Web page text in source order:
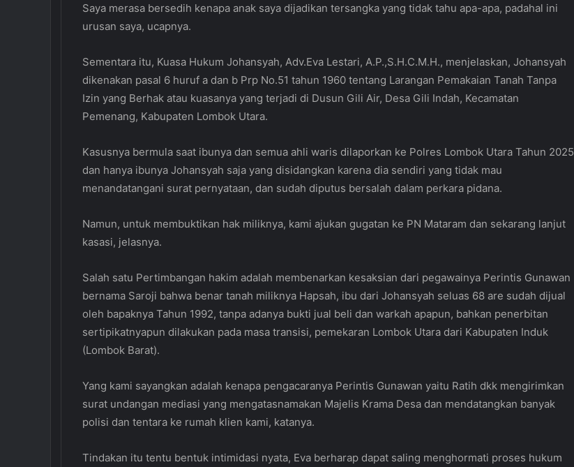
Saya merasa bersedih kenapa anak saya dijadikan tersangka yang tidak tahu apa-apa, padahal ini
urusan saya, ucapnya.
Sementara itu, Kuasa Hukum Johansyah, Adv.Eva Lestari, A.P.,S.H.C.M.H., menjelaskan, Johansyah
dikenakan pasal 6 huruf a dan b Prp No.51 tahun 1960 tentang Larangan Pemakaian Tanah Tanpa
Izin yang Berhak atau kuasanya yang terjadi di Dusun Gili Air, Desa Gili Indah, Kecamatan
Pemenang, Kabupaten Lombok Utara.
Kasusnya bermula saat ibunya dan semua ahli waris dilaporkan ke Polres Lombok Utara Tahun 2025
dan hanya ibunya Johansyah saja yang disidangkan karena dia sendiri yang tidak mau
menandatangani surat pernyataan, dan sudah diputus bersalah dalam perkara pidana.
Namun, untuk membuktikan hak miliknya, kami ajukan gugatan ke PN Mataram dan sekarang lanjut
kasasi, jelasnya.
Salah satu Pertimbangan hakim adalah membenarkan kesaksian dari pegawainya Perintis Gunawan
bernama Saroji bahwa benar tanah miliknya Hapsah, ibu dari Johansyah seluas 68 are sudah dijual
oleh bapaknya Tahun 1992, tanpa adanya bukti jual beli dan warkah apapun, bahkan penerbitan
sertipikatnyapun dilakukan pada masa transisi, pemekaran Lombok Utara dari Kabupaten Induk
(Lombok Barat).
Yang kami sayangkan adalah kenapa pengacaranya Perintis Gunawan yaitu Ratih dkk mengirimkan
surat undangan mediasi yang mengatasnamakan Majelis Krama Desa dan mendatangkan banyak
polisi dan tentara ke rumah klien kami, katanya.
Tindakan itu tentu bentuk intimidasi nyata, Eva berharap dapat saling menghormati proses hukum